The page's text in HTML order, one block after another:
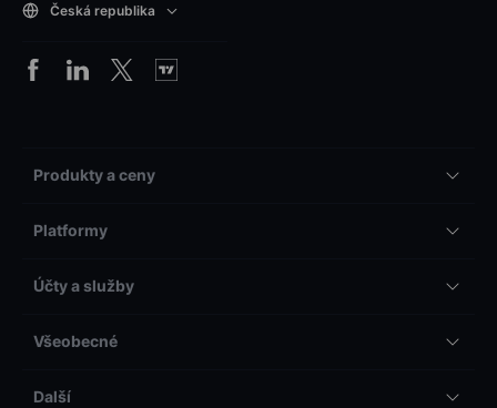
Česká republika
Produkty a ceny
Platformy
Účty a služby
Všeobecné
Další